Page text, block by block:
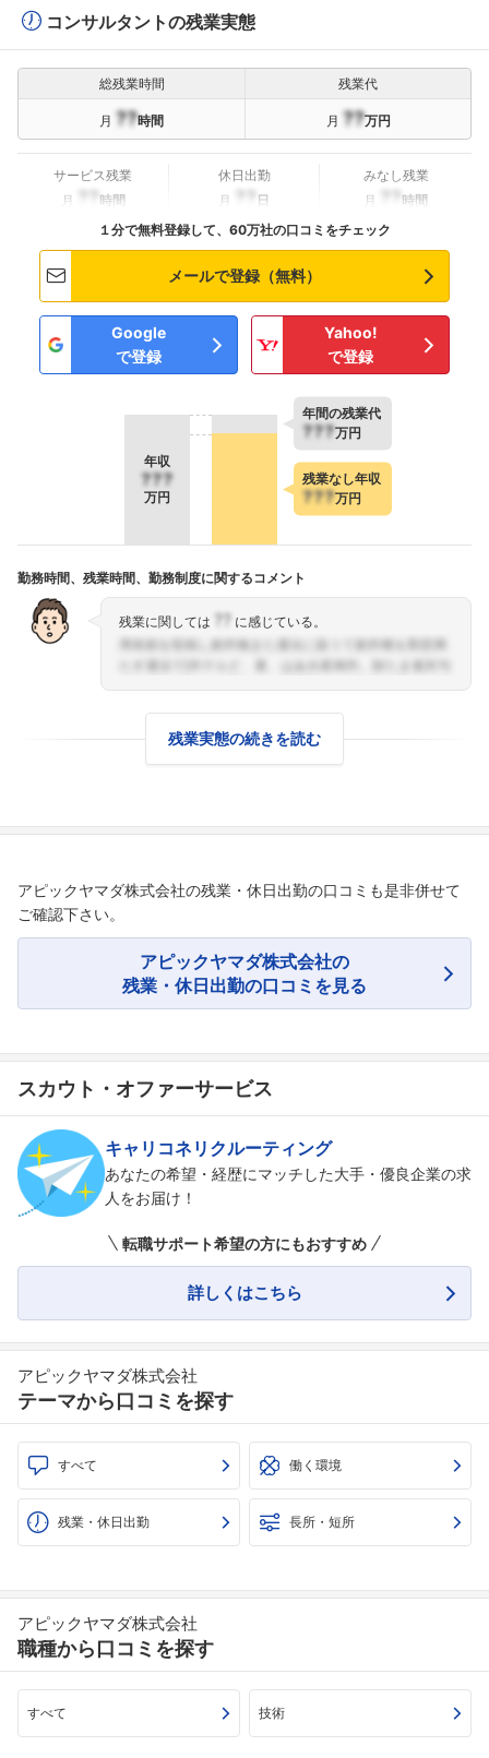
フォローしました
コンサルタントの残業実態
総残業時間 残業代
月 ??時間 月 ??万円
サービス残業
月
?? 時間
休日出勤
月
?? 日
みなし残業
月
?? 時間
１分で無料登録して、60万社の口コミをチェック
メールで登録（無料）
Google
で登録
Yahoo!
で登録
年収
???
万円
年間の残業代
???万円
残業なし年収
???万円
勤務時間、残業時間、勤務制度に関するコメント
残業に関しては ?? に感じている。
残業実態の続きを読む
アピックヤマダ株式会社の残業・休日出勤の口コミも是非併せて
ご確認下さい。
アピックヤマダ株式会社の
残業・休日出勤の口コミを見る
スカウト・オファーサービス
キャリコネリクルーティング
あなたの希望・経歴にマッチした大手・優良企業の求
人をお届け！
転職サポート希望の方にもおすすめ
詳しくはこちら
アピックヤマダ株式会社
テーマから口コミを探す
すべて 働く環境
残業・休日出勤 長所・短所
アピックヤマダ株式会社
職種から口コミを探す
すべて 技術